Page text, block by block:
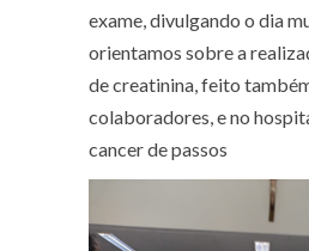
exame, divulgando o dia
orientamos sobre a
de creatinina, feito
colaboradores, e no
cancer de passos